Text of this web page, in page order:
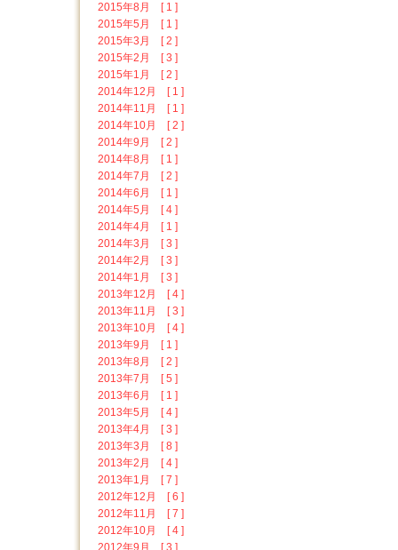
2015年8月 [ 1 ]
2015年5月 [ 1 ]
2015年3月 [ 2 ]
2015年2月 [ 3 ]
2015年1月 [ 2 ]
2014年12月 [ 1 ]
2014年11月 [ 1 ]
2014年10月 [ 2 ]
2014年9月 [ 2 ]
2014年8月 [ 1 ]
2014年7月 [ 2 ]
2014年6月 [ 1 ]
2014年5月 [ 4 ]
2014年4月 [ 1 ]
2014年3月 [ 3 ]
2014年2月 [ 3 ]
2014年1月 [ 3 ]
2013年12月 [ 4 ]
2013年11月 [ 3 ]
2013年10月 [ 4 ]
2013年9月 [ 1 ]
2013年8月 [ 2 ]
2013年7月 [ 5 ]
2013年6月 [ 1 ]
2013年5月 [ 4 ]
2013年4月 [ 3 ]
2013年3月 [ 8 ]
2013年2月 [ 4 ]
2013年1月 [ 7 ]
2012年12月 [ 6 ]
2012年11月 [ 7 ]
2012年10月 [ 4 ]
2012年9月 [ 3 ]